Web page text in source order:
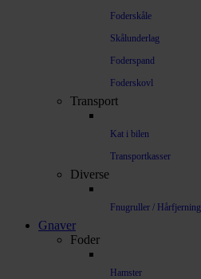
Foderskåle
Skålunderlag
Foderspand
Foderskovl
Transport
Kat i bilen
Transportkasser
Diverse
Fnugruller / Hårfjerning
Gnaver
Foder
Hamster